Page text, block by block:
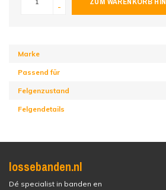
-
Marke
Passend für
Felgenzustand
Felgendetails
lossebanden.nl
Dé specialist in banden en